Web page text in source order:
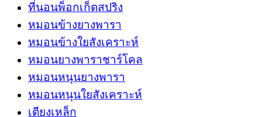
ที่นอนพ็อกเก็ตสปริง
หมอนข้างยางพารา
หมอนข้างใยสังเคราะห์
หมอนยางพาราชาร์โคล
หมอนหนุนยางพารา
หมอนหนุนใยสังเคราะห์
เตียงเหล็ก